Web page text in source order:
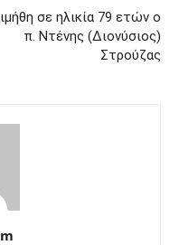
σε ηλικία 79 ετών ο
π. Ντένης (Διονύσιος)
Στρούζας